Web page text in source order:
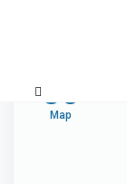
30
Мар